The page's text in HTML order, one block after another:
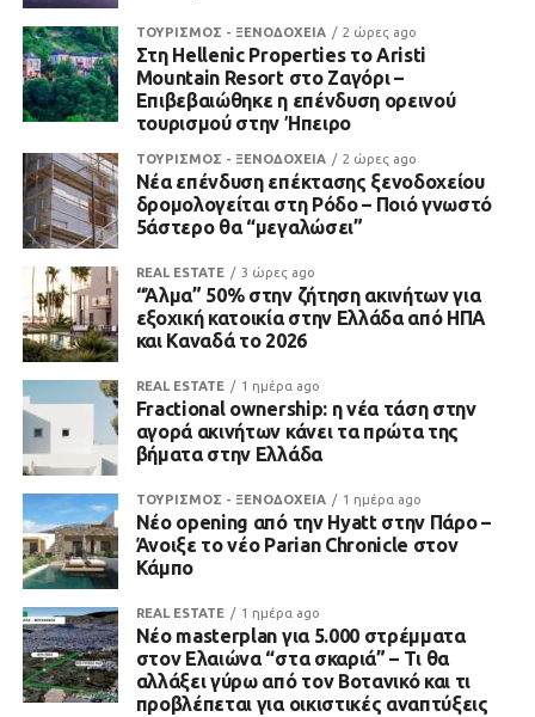
ΤΟΥΡΙΣΜΟΣ - ΞΕΝΟΔΟΧΕΙΑ 2 ώρες ago
Στη Hellenic Properties το Aristi
Mountain Resort στο Ζαγόρι –
Επιβεβαιώθηκε η επένδυση ορεινού
τουρισμού στην Ήπειρο
ΤΟΥΡΙΣΜΟΣ - ΞΕΝΟΔΟΧΕΙΑ 2 ώρες ago
Νέα επένδυση επέκτασης ξενοδοχείου
δρομολογείται στη Ρόδο – Ποιό γνωστό
5άστερο θα “μεγαλώσει”
REAL ESTATE 3 ώρες ago
“Άλμα” 50% στην ζήτηση ακινήτων για
εξοχική κατοικία στην Ελλάδα από ΗΠΑ
και Καναδά το 2026
REAL ESTATE 1 ημέρα ago
Fractional ownership: η νέα τάση στην
αγορά ακινήτων κάνει τα πρώτα της
βήματα στην Ελλάδα
ΤΟΥΡΙΣΜΟΣ - ΞΕΝΟΔΟΧΕΙΑ 1 ημέρα ago
Νέο opening από την Hyatt στην Πάρο –
Άνοιξε το νέο Parian Chronicle στον
Κάμπο
REAL ESTATE 1 ημέρα ago
Νέο masterplan για 5.000 στρέμματα
στον Ελαιώνα “στα σκαριά” – Τι θα
αλλάξει γύρω από τον Βοτανικό και τι
προβλέπεται για οικιστικές αναπτύξεις